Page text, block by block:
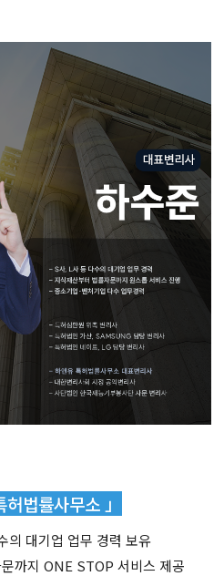
허법률사무소 」
의 대기업 업무 경력 보유
까지 ONE STOP 서비스 제공